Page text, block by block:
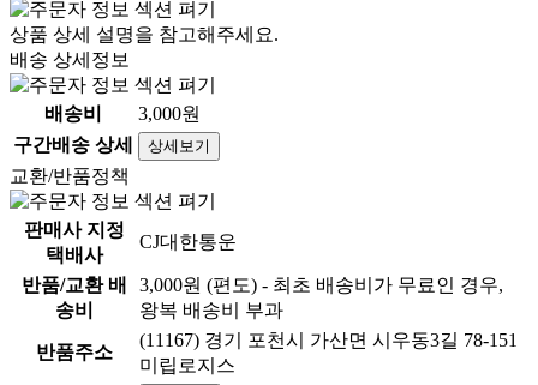
간편하게 먹는컵라면
환경 호르몬 걱정
전자레인지로 ~
컵라면 전용 용기
도자기 라면기
소개 드립니다 ~
상품 상세 설명을 참고해주세요.
배송 상세정보
배송비
3,000원
구간배송 상세
상세보기
교환/반품정책
판매사 지정
택배사
CJ대한통운
반품/교환 배
송비
3,000원 (편도) - 최초 배송비가 무료인 경우,
왕복 배송비 부과
반품주소
(11167) 경기 포천시 가산면 시우동3길 78-151
미립로지스